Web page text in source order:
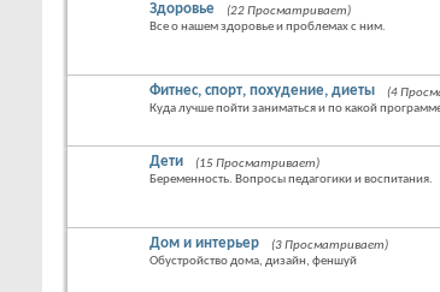
Здоровье
(22 Просматривает)
Все о нашем здоровье и проблемах с ним.
Фитнес, спорт, похудение, диеты
(4
Куда лучше пойти заниматься и по какой
Дети
(15 Просматривает)
Беременность. Вопросы педагогики и воспитания.
Дом и интерьер
(3 Просматривает)
Обустройство дома, дизайн, феншуй